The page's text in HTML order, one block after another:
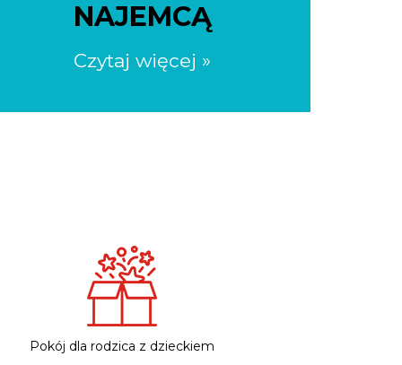
NAJEMCĄ
Czytaj więcej »
Pokój dla rodzica z dzieckiem